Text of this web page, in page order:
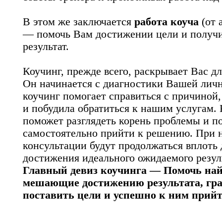
В этом же заключается работа коуча (от
— помочь Вам достижении цели и
результат.
Коучинг, прежде всего, раскрывает Вас
Он начинается с диагностики Вашей
коучинг помогает справиться с
и побудила обратиться к нашим услугам.
поможет разглядеть корень проблемы и
самостоятельно прийти к решению. При
консультации будут продолжаться
достижения идеального ожидаемого
Главный девиз коучинга — Помочь
мешающие достижению результата,
поставить цели и успешно к ним